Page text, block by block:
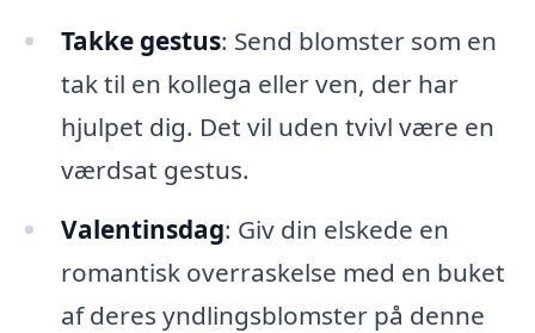
Takke gestus: Send blomster som en
tak til en kollega eller ven, der har
hjulpet dig. Det vil uden tvivl være en
værdsat gestus.
Valentinsdag: Giv din elskede en
romantisk overraskelse med en buket
af deres yndlingsblomster på denne